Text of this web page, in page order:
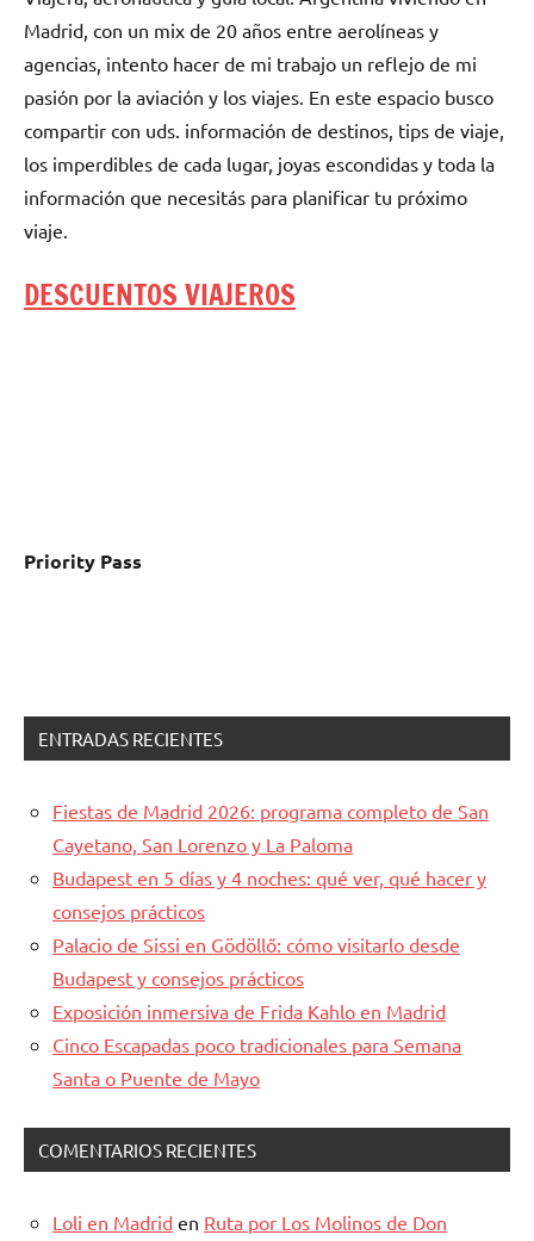
Madrid, con un mix de 20 años entre aerolíneas y
agencias, intento hacer de mi trabajo un reflejo de mi
pasión por la aviación y los viajes. En este espacio busco
compartir con uds. información de destinos, tips de viaje,
los imperdibles de cada lugar, joyas escondidas y toda la
información que necesitás para planificar tu próximo
viaje.
DESCUENTOS VIAJEROS
Priority Pass
ENTRADAS RECIENTES
Fiestas de Madrid 2026: programa completo de San
Cayetano, San Lorenzo y La Paloma
Budapest en 5 días y 4 noches: qué ver, qué hacer y
consejos prácticos
Palacio de Sissi en Gödöllő: cómo visitarlo desde
Budapest y consejos prácticos
Exposición inmersiva de Frida Kahlo en Madrid
Cinco Escapadas poco tradicionales para Semana
Santa o Puente de Mayo
COMENTARIOS RECIENTES
Loli en Madrid en Ruta por Los Molinos de Don